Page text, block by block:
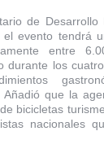
de Desarrollo
evento tendrá
entre
durante los
Añadió que la
bicicletas
nacionales